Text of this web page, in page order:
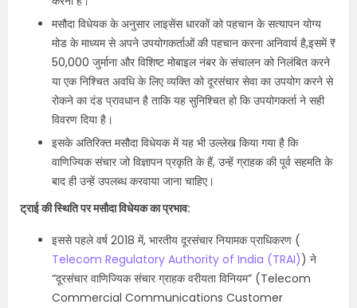
मसौदा विधेयक के अनुसार लाइसेंस धारकों को पहचान के सत्यापन योग्य
मोड के माध्यम से अपने उपयोगकर्ताओं की पहचान करना अनिवार्य है,इसमें ₹
50,000 जुर्माना और विशिष्ट मोबाइल नंबर के संचालन को निलंबित करने
या एक निश्चित अवधि के लिए व्यक्ति को दूरसंचार सेवा का उपयोग करने से
रोकने का दंड प्रावधान है ताकि यह सुनिश्चित हो कि उपयोगकर्ता ने सही
विवरण दिया है।
इसके अतिरिक्त मसौदा विधेयक में यह भी उल्लेख किया गया है कि
वाणिज्यिक संचार जो विज्ञापन प्रकृति के हैं, उन्हें ग्राहक की पूर्व सहमति के
बाद ही उन्हें उपलब्ध करवाया जाना चाहिए।
ट्राई की स्थिति पर मसौदा विधेयक का प्रभाव:
इससे पहले वर्ष 2018 में, भारतीय दूरसंचार नियामक प्राधिकरण (
Telecom Regulatory Authority of India (TRAI)) ने
“दूरसंचार वाणिज्यिक संचार ग्राहक वरीयता विनियम” (Telecom
Commercial Communications Customer